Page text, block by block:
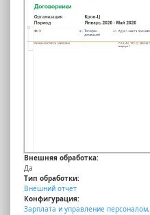
Внешняя обработка:
Да
Тип обработки:
Внешний отчет
Конфигурация:
Зарплата и управление персоналом,